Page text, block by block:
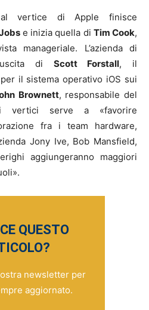
vertice di Apple finisce
e inizia quella di Tim Cook,
manageriale. L’azienda di
di Scott Forstall, il
il sistema operativo iOS sui
Brownett, responsabile del
vertici serve a «favorire
fra i team hardware,
Jony Ive, Bob Mansfield,
aggiungeranno maggiori
QUESTO
newsletter per
aggiornato.